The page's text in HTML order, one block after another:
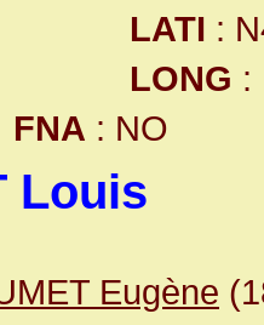
LATI :
LONG :
FNA : NO
Louis
Eugène